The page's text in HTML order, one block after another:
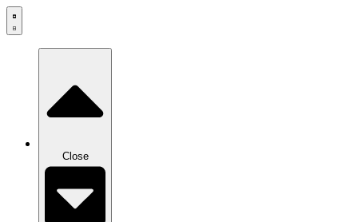
Zum
Inhalt
Close